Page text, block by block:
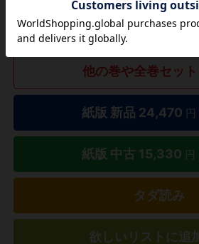
(電子書籍)
他の巻や全巻セッ
紙版 新品 24,470 円
紙版 中古 15,330 円
タダ読み
欲しいリストに追